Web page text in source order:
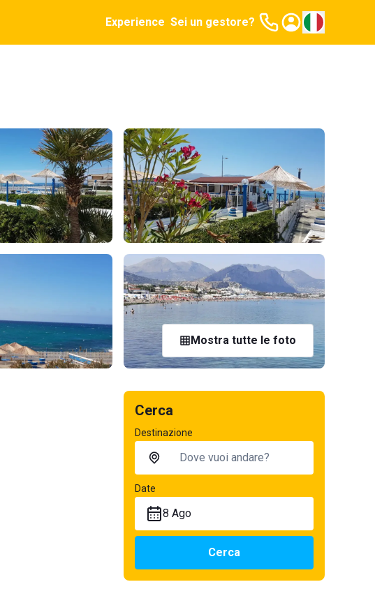
Experience Sei un gestore?
Mostra tutte le foto
Cerca
Destinazione
Date
8 Ago
Cerca